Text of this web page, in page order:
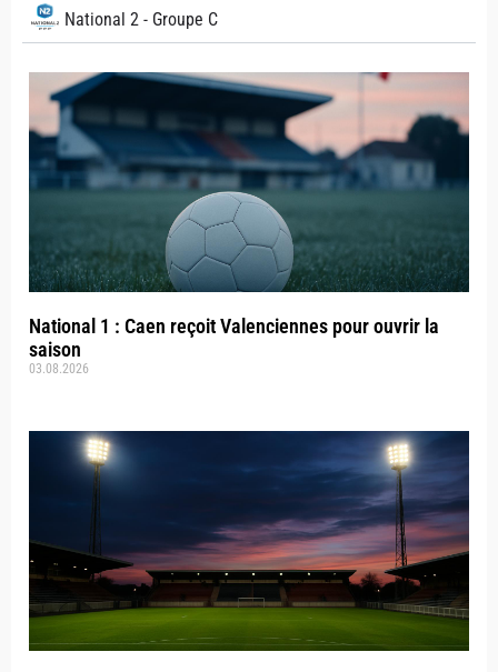
National 2 - Groupe C
National 1 : Caen reçoit Valenciennes pour ouvrir la
saison
03.08.2026